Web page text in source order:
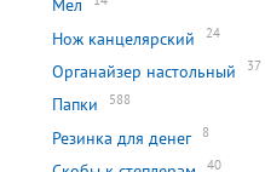
Мел
Нож канцелярский 24
Органайзер настольный 37
Папки 588
Резинка для денег 8
40